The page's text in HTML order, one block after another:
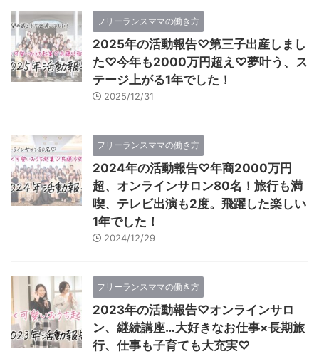
フリーランスママの働き方
2025年の活動報告♡第三子出産しまし
た♡今年も2000万円超え♡夢叶う、ス
テージ上がる1年でした！
2025/12/31
フリーランスママの働き方
2024年の活動報告♡年商2000万円
超、オンラインサロン80名！旅行も満
喫、テレビ出演も2度。飛躍した楽しい
1年でした！
2024/12/29
フリーランスママの働き方
2023年の活動報告♡オンラインサロ
ン、継続講座…大好きなお仕事×長期旅
行、仕事も子育ても大充実♡